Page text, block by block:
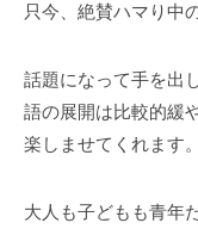
只今、絶賛ハマり中
話題になって手を出
語の展開は比較的緩
楽しませてくれます。
大人も子どもも青年